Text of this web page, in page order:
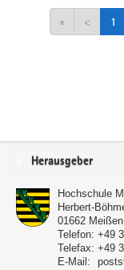
« < 1
Service
Herausgeber
Hochschule
Herbert-
01662 Meißen
Telefon: +49
Telefax: +49
E-Mail: